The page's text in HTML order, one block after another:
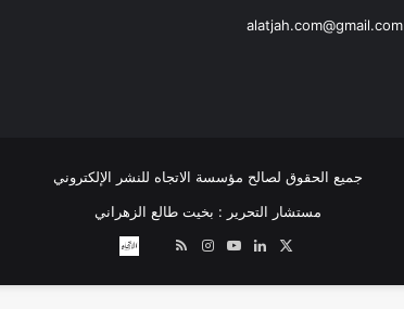
alatjah.com@gmail.com
جميع الحقوق لصالح مؤسسة الاتجاه للنشر الإلكتروني
مستشار التحرير : بخيت طالع الزهراني
لينكدإن‫YouTube
انستقرام
ملخص
نبض